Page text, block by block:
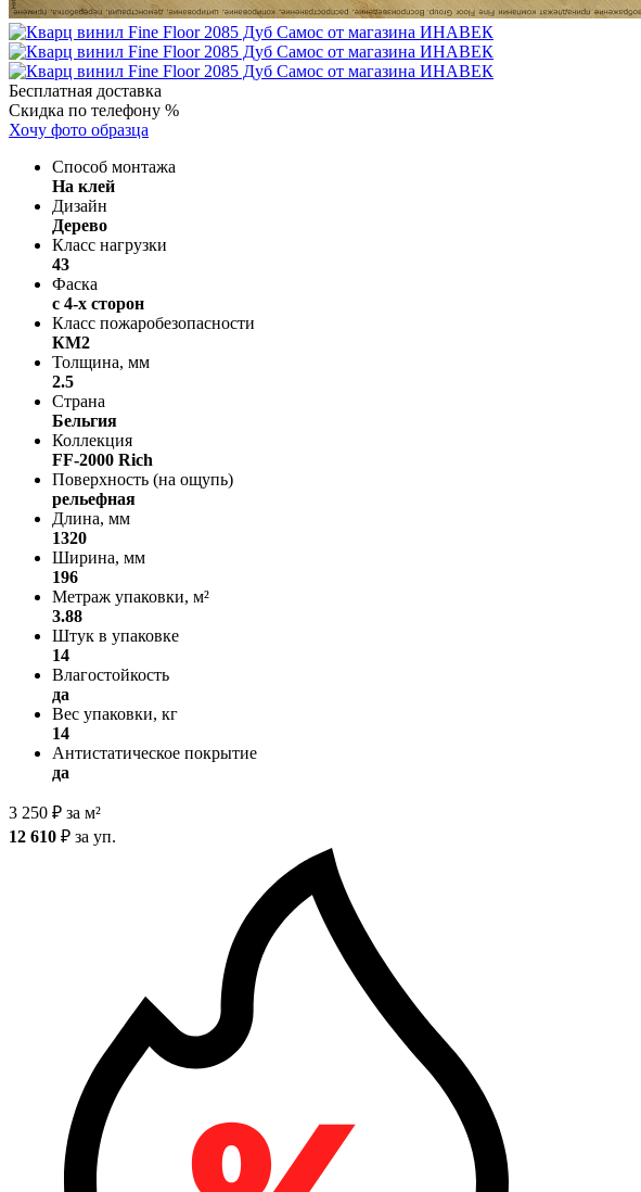
Бесплатная доставка
Скидка по телефону %
Хочу фото образца
Способ монтажа
На клей
Дизайн
Дерево
Класс нагрузки
43
Фаска
с 4-х сторон
Класс пожаробезопасности
КМ2
Толщина, мм
2.5
Страна
Бельгия
Коллекция
FF-2000 Rich
Поверхность (на ощупь)
рельефная
Длина, мм
1320
Ширина, мм
196
Метраж упаковки, м²
3.88
Штук в упаковке
14
Влагостойкость
да
Вес упаковки, кг
14
Антистатическое покрытие
да
3 250 ₽ за м²
12 610 ₽ за уп.